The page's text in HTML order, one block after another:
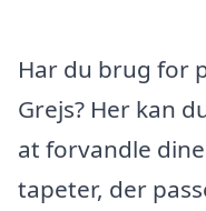
Har du brug for
Grejs? Her kan
at forvandle
tapeter, der